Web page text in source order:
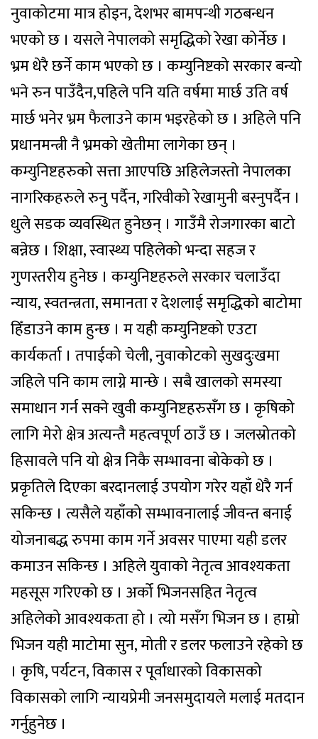
नुवाकोटमा मात्र होइन, देशभर बामपन्थी गठबन्धन
भएको छ । यसले नेपालको समृद्धिको रेखा कोर्नेछ ।
भ्रम धेरै छर्ने काम भएको छ । कम्युनिष्टको सरकार बन्यो
भने रुन पाउँदैन,पहिले पनि यति वर्षमा मार्छ उति वर्ष
मार्छ भनेर भ्रम फैलाउने काम भइरहेको छ । अहिले पनि
प्रधानमन्त्री नै भ्रमको खेतीमा लागेका छन् ।
कम्युनिष्टहरुको सत्ता आएपछि अहिलेजस्तो नेपालका
नागरिकहरुले रुनु पर्दैन, गरिवीको रेखामुनी बस्नुपर्दैन ।
धुले सडक व्यवस्थित हुनेछन् । गाउँमै रोजगारका बाटो
बन्नेछ । शिक्षा, स्वास्थ्य पहिलेको भन्दा सहज र
गुणस्तरीय हुनेछ । कम्युनिष्टहरुले सरकार चलाउँदा
न्याय, स्वतन्त्रता, समानता र देशलाई समृद्धिको बाटोमा
हिँडाउने काम हुन्छ । म यही कम्युनिष्टको एउटा
कार्यकर्ता । तपाईको चेली, नुवाकोटको सुखदुःखमा
जहिले पनि काम लाग्ने मान्छे । सबै खालको समस्या
समाधान गर्न सक्ने खुवी कम्युनिष्टहरुसँग छ । कृषिको
लागि मेरो क्षेत्र अत्यन्तै महत्वपूर्ण ठाउँ छ । जलस्रोतको
हिसावले पनि यो क्षेत्र निकै सम्भावना बोकेको छ ।
प्रकृतिले दिएका बरदानलाई उपयोग गरेर यहाँ धेरै गर्न
सकिन्छ । त्यसैले यहाँको सम्भावनालाई जीवन्त बनाई
योजनाबद्ध रुपमा काम गर्ने अवसर पाएमा यही डलर
कमाउन सकिन्छ । अहिले युवाको नेतृत्व आवश्यकता
महसूस गरिएको छ । अर्को भिजनसहित नेतृत्व
अहिलेको आवश्यकता हो । त्यो मसँग भिजन छ । हाम्रो
भिजन यही माटोमा सुन, मोती र डलर फलाउने रहेको छ
। कृषि, पर्यटन, विकास र पूर्वाधारको विकासको
विकासको लागि न्यायप्रेमी जनसमुदायले मलाई मतदान
गर्नुहुनेछ ।